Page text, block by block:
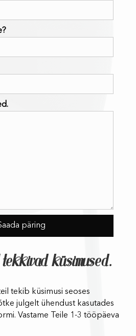
tekkivad küsimused.
tekib küsimusi seoses
julgelt ühendust kasutades
Vastame Teile 1-3 tööpäeva